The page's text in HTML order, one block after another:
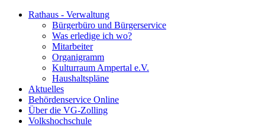
Rathaus - Verwaltung
Bürgerbüro und Bürgerservice
Was erledige ich wo?
Mitarbeiter
Organigramm
Kulturraum Ampertal e.V.
Haushaltspläne
Aktuelles
Behördenservice Online
Über die VG-Zolling
Volkshochschule